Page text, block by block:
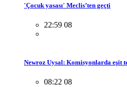
'Çocuk yasası' Meclis’ten geçti
22:59 08
Newroz Uysal: Komisyonlarda eşit
08:22 08